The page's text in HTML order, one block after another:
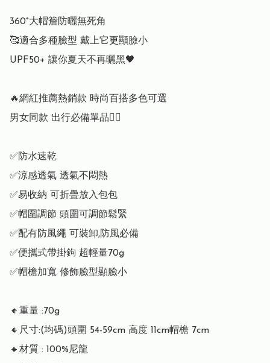
360°大帽簷防曬無死角
🥰適合多種臉型 戴上它更顯臉小
UPF50+ 讓你夏天不再曬黑🖤
🔥網紅推薦熱銷款 時尚百搭多色可選
男女同款 出行必備單品🚶‍♀️
✅防水速乾
✅涼感透氣 透氣不悶熱
✅易收納 可折疊放入包包
✅帽圍調節 頭圍可調節鬆緊
✅配有防風繩 可裝卸,防風必備
✅便攜式帶掛鉤 超輕量70g
✅帽檐加寬 修飾臉型顯臉小
🔸重量 :70g
🔸尺寸:(均碼)頭圍 54-59cm 高度 11cm帽檐 7cm
🔸材質 : 100%尼龍